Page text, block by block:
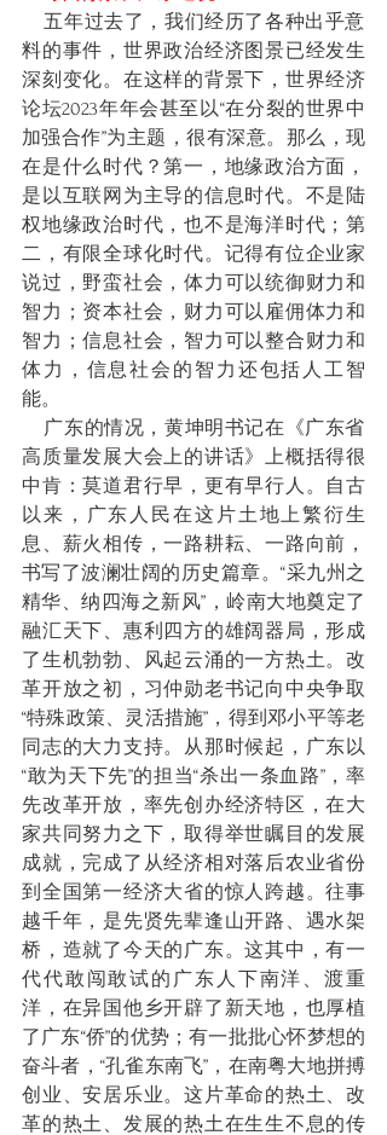
    五年过去了，我们经历了各种出乎意
料的事件，世界政治经济图景已经发生
深刻变化。在这样的背景下，世界经济
论坛2023年年会甚至以“在分裂的世界中
加强合作”为主题，很有深意。那么，现
在是什么时代？第一，地缘政治方面，
是以互联网为主导的信息时代。不是陆
权地缘政治时代，也不是海洋时代；第
二，有限全球化时代。记得有位企业家
说过，野蛮社会，体力可以统御财力和
智力；资本社会，财力可以雇佣体力和
智力；信息社会，智力可以整合财力和
体力，信息社会的智力还包括人工智
能。
高质量发展大会上的讲话》上概括得很
中肯：莫道君行早，更有早行人。自古
以来，广东人民在这片土地上繁衍生
息、薪火相传，一路耕耘、一路向前，
书写了波澜壮阔的历史篇章。“采九州之
精华、纳四海之新风”，岭南大地奠定了
融汇天下、惠利四方的雄阔器局，形成
了生机勃勃、风起云涌的一方热土。改
革开放之初，习仲勋老书记向中央争取
“特殊政策、灵活措施”，得到邓小平等老
同志的大力支持。从那时候起，广东以
“敢为天下先”的担当“杀出一条血路”，率
先改革开放，率先创办经济特区，在大
家共同努力之下，取得举世瞩目的发展
成就，完成了从经济相对落后农业省份
到全国第一经济大省的惊人跨越。往事
越千年，是先贤先辈逢山开路、遇水架
桥，造就了今天的广东。这其中，有一
代代敢闯敢试的广东人下南洋、渡重
洋，在异国他乡开辟了新天地，也厚植
了广东“侨”的优势；有一批批心怀梦想的
奋斗者，“孔雀东南飞”，在南粤大地拼搏
创业、安居乐业。这片革命的热土、改
革的热土、发展的热土在生生不息的传